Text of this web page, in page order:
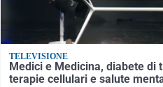
TELEVISIONE
Medici e Medicina, diabete di
terapie cellulari e salute